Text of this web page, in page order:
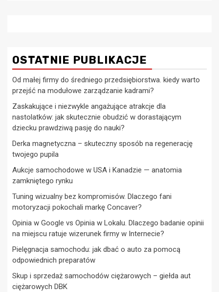
OSTATNIE PUBLIKACJE
Od małej firmy do średniego przedsiębiorstwa. kiedy warto
przejść na modułowe zarządzanie kadrami?
Zaskakujące i niezwykle angażujące atrakcje dla
nastolatków: jak skutecznie obudzić w dorastającym
dziecku prawdziwą pasję do nauki?
Derka magnetyczna – skuteczny sposób na regenerację
twojego pupila
Aukcje samochodowe w USA i Kanadzie — anatomia
zamkniętego rynku
Tuning wizualny bez kompromisów. Dlaczego fani
motoryzacji pokochali markę Concaver?
Opinia w Google vs Opinia w Lokalu. Dlaczego badanie opinii
na miejscu ratuje wizerunek firmy w Internecie?
Pielęgnacja samochodu: jak dbać o auto za pomocą
odpowiednich preparatów
Skup i sprzedaż samochodów ciężarowych – giełda aut
ciężarowych DBK